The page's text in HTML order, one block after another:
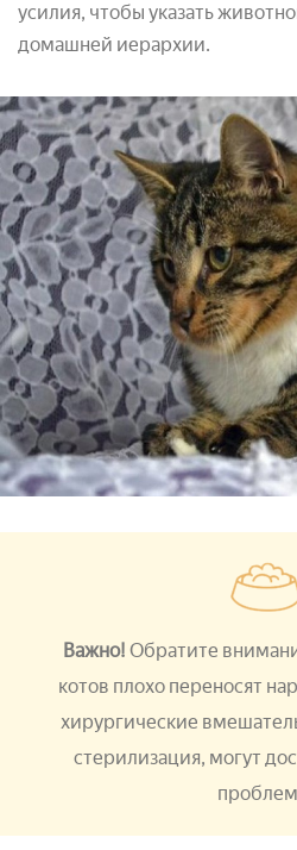
усилия, чтобы указать
домашней иерархии.
Важно! Обратите
котов плохо переносят
хирургические
стерилизация, могут